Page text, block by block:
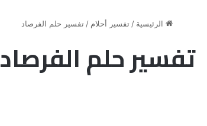
الرئيسية / تفسير أحلام / تفسير حلم الفرصاد
تفسير حلم الفرصاد